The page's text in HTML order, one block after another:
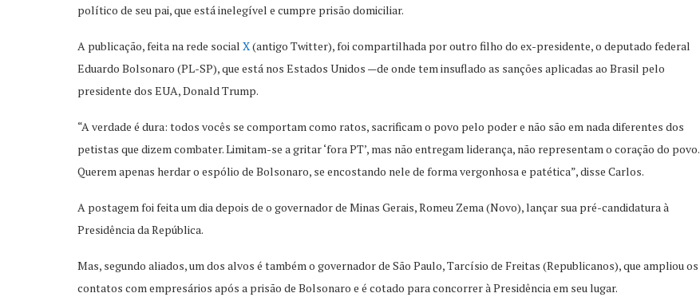
político de seu pai, que está inelegível e cumpre prisão domiciliar.
A publicação, feita na rede social X(antigo Twitter), foi compartilhada por outro filho do ex-presidente, o deputado federal
Eduardo Bolsonaro (PL-SP), que está nos Estados Unidos —de onde tem insuflado as sanções aplicadas ao Brasil pelo
presidente dos EUA, Donald Trump.
“A verdade é dura: todos vocês se comportam como ratos, sacrificam o povo pelo poder e não são em nada diferentes dos
petistas que dizem combater. Limitam-se a gritar ‘fora PT’, mas não entregam liderança, não representam o coração do povo.
Querem apenas herdar o espólio de Bolsonaro, se encostando nele de forma vergonhosa e patética”, disse Carlos.
A postagem foi feita um dia depois de o governador de Minas Gerais, Romeu Zema (Novo), lançar sua pré-candidatura à
Presidência da República.
Mas, segundo aliados, um dos alvos é também o governador de São Paulo, Tarcísio de Freitas (Republicanos), que ampliou os
contatos com empresários após a prisão de Bolsonaro e é cotado para concorrer à Presidência em seu lugar.